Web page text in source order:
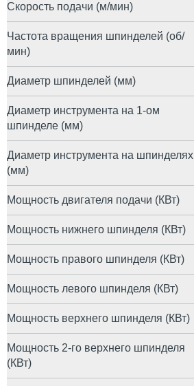
Скорость подачи (м/мин)
Частота вращения шпинделей (об/
мин)
Диаметр шпинделей (мм)
Диаметр инструмента на 1-ом
шпинделе (мм)
Диаметр инструмента на шпинделях
(мм)
Мощность двигателя подачи (КВт)
Мощность нижнего шпинделя (КВт)
Мощность правого шпинделя (КВт)
Мощность левого шпинделя (КВт)
Мощность верхнего шпинделя (КВт)
Мощность 2-го верхнего шпинделя
(КВт)